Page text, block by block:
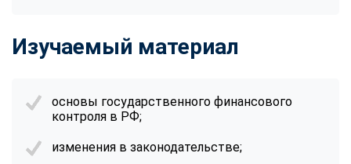
Изучаемый материал
основы государственного финансового
контроля в РФ;
изменения в законодательстве;